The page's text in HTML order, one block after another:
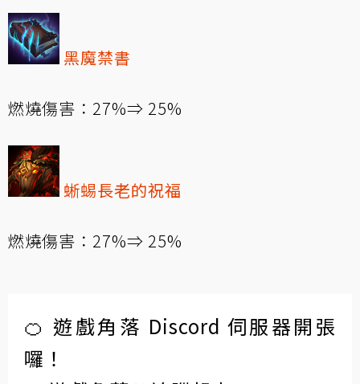
黑魔禁書
燃燒傷害：27%⇒ 25%
蜥蜴長老的祝福
燃燒傷害：27%⇒ 25%
🍊 遊戲角落 Discord 伺服器開張
囉！